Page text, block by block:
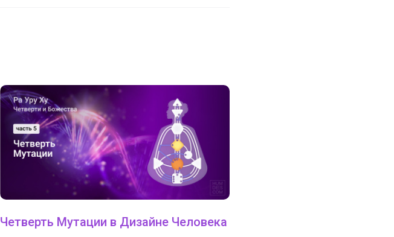
Четверть Мутации в Дизайне Человека